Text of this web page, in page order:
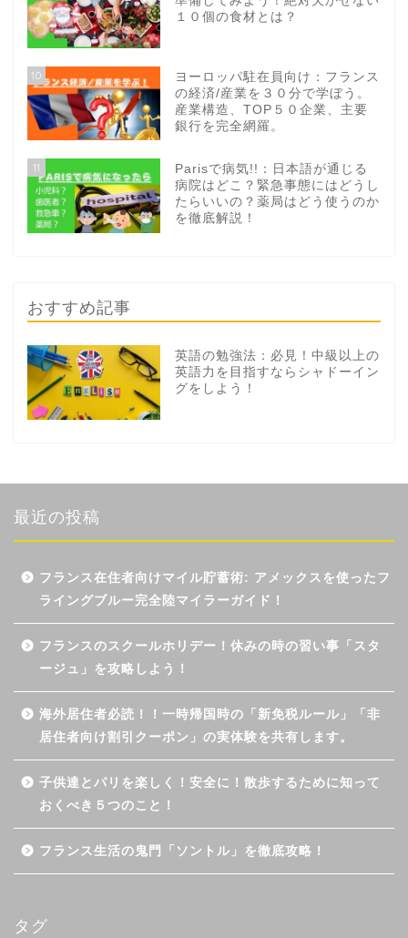
１０個の食材とは？
10
ヨーロッパ駐在員向け：フランス
の経済/産業を３０分で学ぼう。
産業構造、TOP５０企業、主要
銀行を完全網羅。
11
Parisで病気!!：日本語が通じる
病院はどこ？緊急事態にはどうし
たらいいの？薬局はどう使うのか
を徹底解説！
おすすめ記事
英語の勉強法：必見！中級以上の
英語力を目指すならシャドーイン
グをしよう！
最近の投稿
フランス在住者向けマイル貯蓄術: アメックスを使ったフ
ライングブルー完全陸マイラーガイド！
フランスのスクールホリデー！休みの時の習い事「スタ
ージュ」を攻略しよう！
海外居住者必読！！一時帰国時の「新免税ルール」「非
居住者向け割引クーポン」の実体験を共有します。
子供達とパリを楽しく！安全に！散歩するために知って
おくべき５つのこと！
フランス生活の鬼門「ソントル」を徹底攻略！
タグ